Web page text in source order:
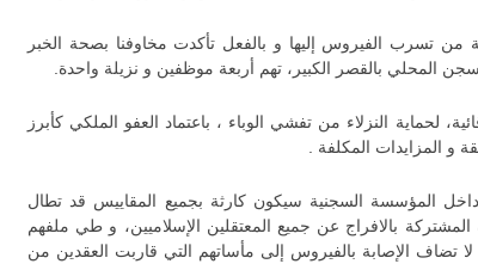
من تسرب الفيروس إليها و بالفعل تأكدت مخاوفنا بصحة الخبر
المحلي بالقصر الكبير، تهم أربعة موظفين و نزيلة واحدة.
لحماية النزلاء من تفشي الوباء ، باعتماد العفو الملكي كأبرز
و المزايدات المكلفة .
المؤسسة السجنية سيكون كارثة بجميع المقاييس قد تطال
المشتركة بالافراج عن جميع المعتقلين الإسلاميين، و طي ملفهم
تضاف الإصابة بالفيروس إلى مأساتهم التي قاربت العقدين من